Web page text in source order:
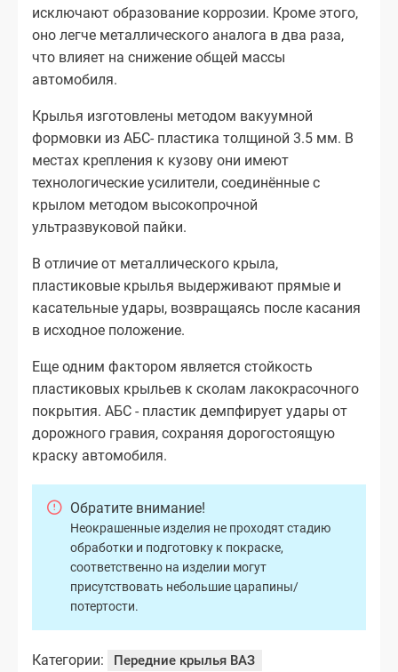
исключают образование коррозии. Кроме этого,
оно легче металлического аналога в два раза,
что влияет на снижение общей массы
автомобиля.
Крылья изготовлены методом вакуумной
формовки из АБС- пластика толщиной 3.5 мм. В
местах крепления к кузову они имеют
технологические усилители, соединённые с
крылом методом высокопрочной
ультразвуковой пайки.
В отличие от металлического крыла,
пластиковые крылья выдерживают прямые и
касательные удары, возвращаясь после касания
в исходное положение.
Еще одним фактором является стойкость
пластиковых крыльев к сколам лакокрасочного
покрытия. АБС - пластик демпфирует удары от
дорожного гравия, сохраняя дорогостоящую
краску автомобиля.
Обратите внимание!
Неокрашенные изделия не проходят стадию
обработки и подготовку к покраске,
соответственно на изделии могут
присутствовать небольшие царапины/
потертости.
Категории: Передние крылья ВАЗ